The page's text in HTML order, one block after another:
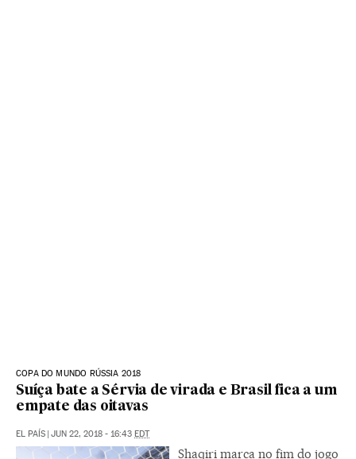
COPA DO MUNDO RÚSSIA 2018
Suíça bate a Sérvia de virada e Brasil fica a um
empate das oitavas
EL PAÍS JUN 22, 2018 - 16:43 EDT
Shaqiri marca no fim do jogo